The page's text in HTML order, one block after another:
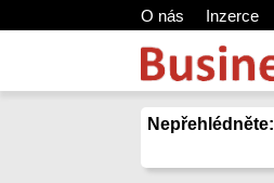
O nás Inzerce
Nepřehlédněte: